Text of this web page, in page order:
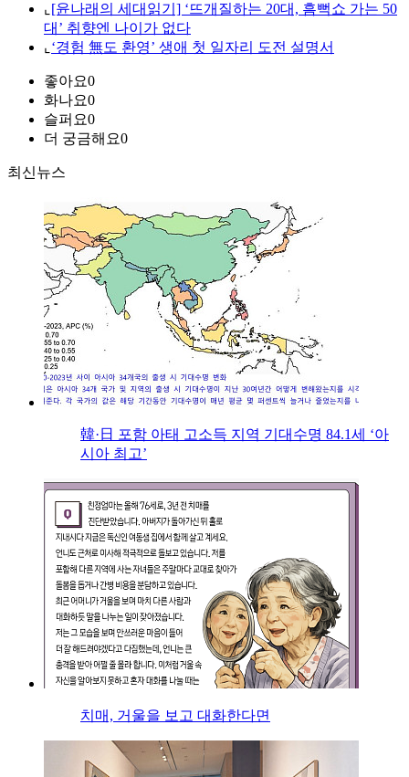
⌞ [윤나래의 세대읽기] ‘뜨개질하는 20대, 흠뻑쇼 가는 50
대’ 취향엔 나이가 없다
⌞ ‘경험 無도 환영’ 생애 첫 일자리 도전 설명서
좋아요0
화나요0
슬퍼요0
더 궁금해요0
최신뉴스
韓·日 포함 아태 고소득 지역 기대수명 84.1세 ‘아
시아 최고’
치매, 거울을 보고 대화한다면